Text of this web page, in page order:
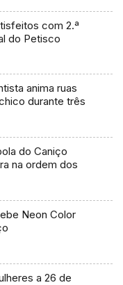
com 2.ª
do Petisco
anima ruas
durante três
do Caniço
na ordem dos
Neon Color
a 26 de